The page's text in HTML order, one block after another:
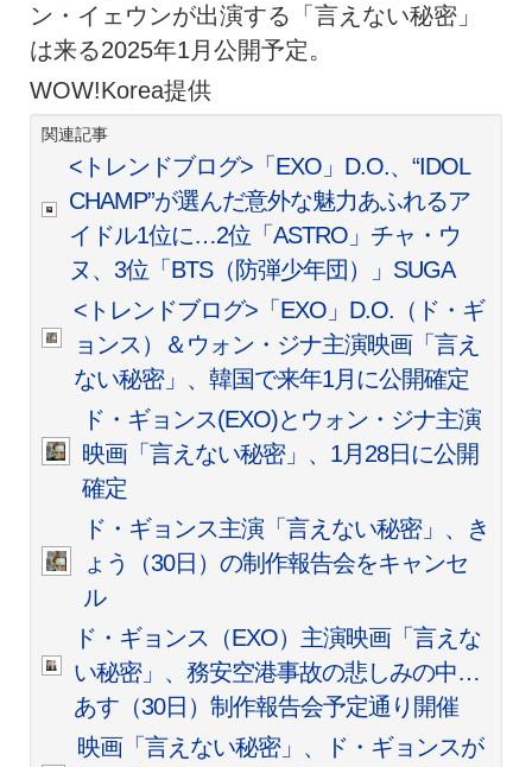
ン・イェウンが出演する「言えない秘密」
は来る2025年1月公開予定。
WOW!Korea提供
関連記事
<トレンドブログ>「EXO」D.O.、“IDOL
CHAMP”が選んだ意外な魅力あふれるア
イドル1位に…2位「ASTRO」チャ・ウ
ヌ、3位「BTS（防弾少年団）」SUGA
<トレンドブログ>「EXO」D.O.（ド・ギ
ョンス）＆ウォン・ジナ主演映画「言え
ない秘密」、韓国で来年1月に公開確定
ド・ギョンス(EXO)とウォン・ジナ主演
映画「言えない秘密」、1月28日に公開
確定
ド・ギョンス主演「言えない秘密」、き
ょう（30日）の制作報告会をキャンセ
ル
ド・ギョンス（EXO）主演映画「言えな
い秘密」、務安空港事故の悲しみの中…
あす（30日）制作報告会予定通り開催
映画「言えない秘密」、ド・ギョンスが